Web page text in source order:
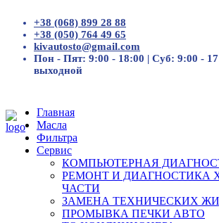
+38 (068) 899 28 88
+38 (050) 764 49 65
kivautosto@gmail.com
Пон - Пят: 9:00 - 18:00 | Суб: 9:00 -
выходной
Главная
Масла
Фильтра
Сервис
КОМПЬЮТЕРНАЯ
РЕМОНТ И ДИАГНОСТИКА
ЧАСТИ
ЗАМЕНА ТЕХНИЧЕСКИХ
ПРОМЫВКА ПЕЧКИ АВТО